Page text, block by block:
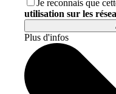
Je reconnais que
utilisation sur les
Plus d'infos